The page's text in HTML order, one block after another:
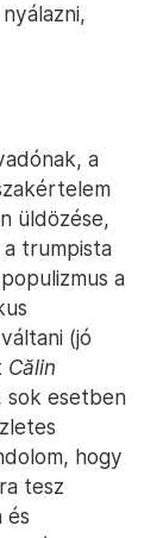
a
üldözése,
a trumpista
a
(jó
Călin
sok esetben
hogy
tesz
és